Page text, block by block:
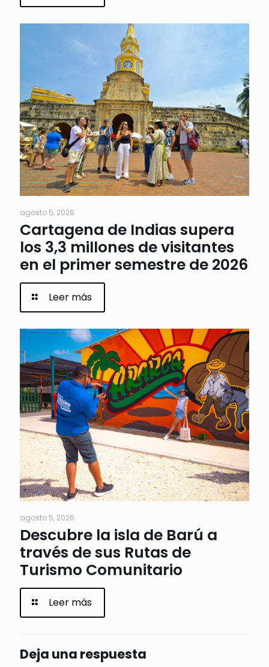
agosto 5, 2026
Cartagena de Indias supera
los 3,3 millones de visitantes
en el primer semestre de 2026
Leer más
agosto 5, 2026
Descubre la isla de Barú a
través de sus Rutas de
Turismo Comunitario
Leer más
Deja una respuesta